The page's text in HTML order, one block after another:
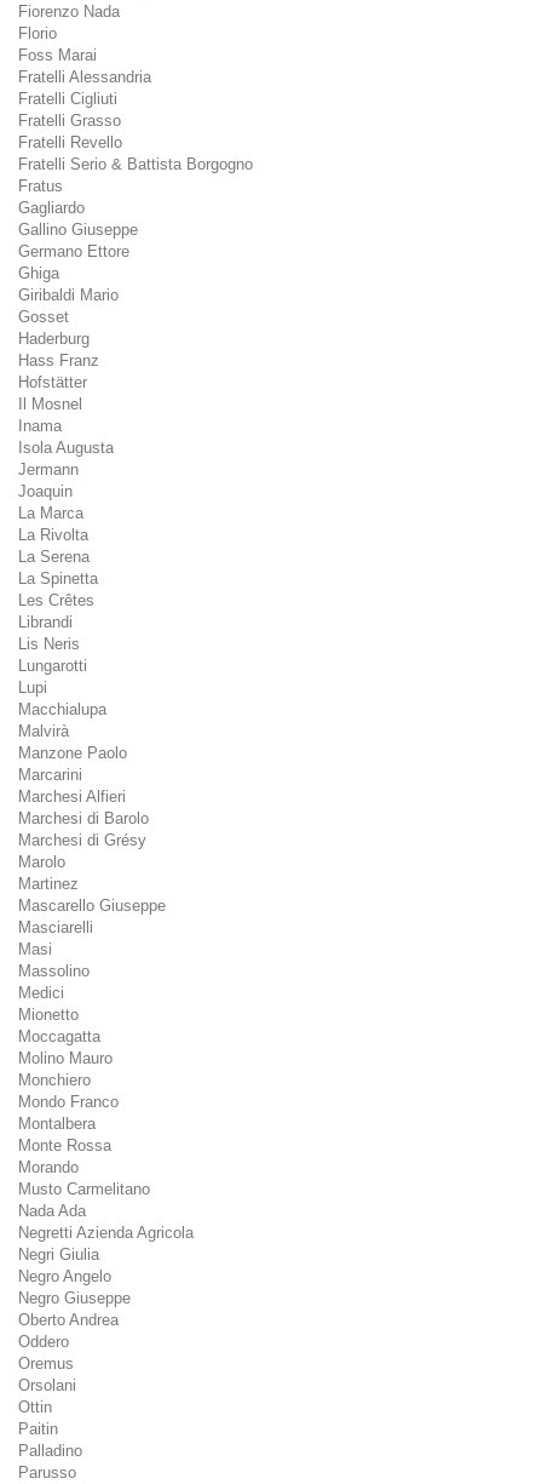
Fiorenzo Nada
Florio
Foss Marai
Fratelli Alessandria
Fratelli Cigliuti
Fratelli Grasso
Fratelli Revello
Fratelli Serio & Battista Borgogno
Fratus
Gagliardo
Gallino Giuseppe
Germano Ettore
Ghiga
Giribaldi Mario
Gosset
Haderburg
Hass Franz
Hofstätter
Il Mosnel
Inama
Isola Augusta
Jermann
Joaquin
La Marca
La Rivolta
La Serena
La Spinetta
Les Crêtes
Librandi
Lis Neris
Lungarotti
Lupi
Macchialupa
Malvirà
Manzone Paolo
Marcarini
Marchesi Alfieri
Marchesi di Barolo
Marchesi di Grésy
Marolo
Martinez
Mascarello Giuseppe
Masciarelli
Masi
Massolino
Medici
Mionetto
Moccagatta
Molino Mauro
Monchiero
Mondo Franco
Montalbera
Monte Rossa
Morando
Musto Carmelitano
Nada Ada
Negretti Azienda Agricola
Negri Giulia
Negro Angelo
Negro Giuseppe
Oberto Andrea
Oddero
Oremus
Orsolani
Ottin
Paitin
Palladino
Parusso